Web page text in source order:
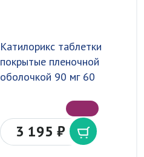
Катилорикс таблетки
покрытые пленочной
оболочкой 90 мг 60
3 195 ₽